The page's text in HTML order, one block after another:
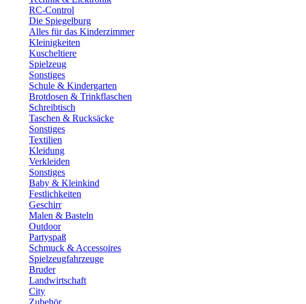
RC-Control
Die Spiegelburg
Alles für das Kinderzimmer
Kleinigkeiten
Kuscheltiere
Spielzeug
Sonstiges
Schule & Kindergarten
Brotdosen & Trinkflaschen
Schreibtisch
Taschen & Rucksäcke
Sonstiges
Textilien
Kleidung
Verkleiden
Sonstiges
Baby & Kleinkind
Festlichkeiten
Geschirr
Malen & Basteln
Outdoor
Partyspaß
Schmuck & Accessoires
Spielzeugfahrzeuge
Bruder
Landwirtschaft
City
Zubehör